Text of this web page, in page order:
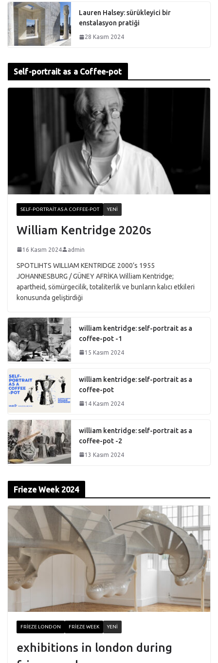
Lauren Halsey: sürükleyici bir
enstalasyon pratiği
28 Kasım 2024
Self-portrait as a Coffee-pot
SELF-PORTRAIT AS A COFFEE-POT YENI
William Kentridge 2020s
16 Kasım 2024 admin
SPOTLIHTS WILLIAM KENTRIDGE 2000’s 1955
JOHANNESBURG / GÜNEY AFRİKA William Kentridge;
apartheid, sömürgecilik, totaliterlik ve bunların kalıcı etkileri
konusunda geliştirdiği
william kentridge: self-portrait as a
coffee-pot -1
15 Kasım 2024
william kentridge: self-portrait as a
coffee-pot
14 Kasım 2024
william kentridge: self-portrait as a
coffee-pot -2
13 Kasım 2024
Frieze Week 2024
FRIEZE LONDON FRIEZE WEEK YENI
exhibitions in london during